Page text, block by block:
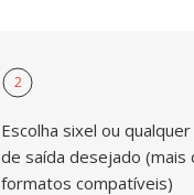
2
Escolha sixel ou
de saída desejado (mais
formatos compatíveis)